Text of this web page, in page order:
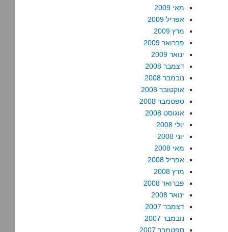
מאי 2009
אפריל 2009
מרץ 2009
פברואר 2009
ינואר 2009
דצמבר 2008
נובמבר 2008
אוקטובר 2008
ספטמבר 2008
אוגוסט 2008
יולי 2008
יוני 2008
מאי 2008
אפריל 2008
מרץ 2008
פברואר 2008
ינואר 2008
דצמבר 2007
נובמבר 2007
ספטמבר 2007